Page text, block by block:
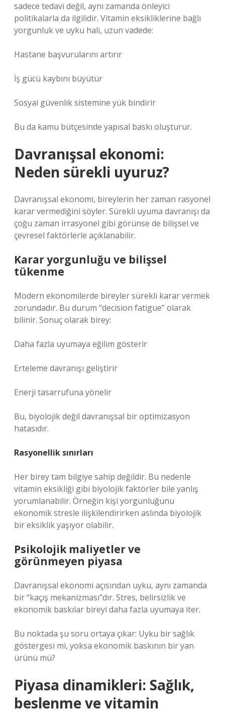
sadece tedavi değil, aynı zamanda önleyici
politikalarla da ilgilidir. Vitamin eksikliklerine bağlı
yorgunluk ve uyku hali, uzun vadede:
Hastane başvurularını artırır
İş gücü kaybını büyütür
Sosyal güvenlik sistemine yük bindirir
Bu da kamu bütçesinde yapısal baskı oluşturur.
Davranışsal ekonomi:
Neden sürekli uyuruz?
Davranışsal ekonomi, bireylerin her zaman rasyonel
karar vermediğini söyler. Sürekli uyuma davranışı da
çoğu zaman irrasyonel gibi görünse de bilişsel ve
çevresel faktörlerle açıklanabilir.
Karar yorgunluğu ve bilişsel
tükenme
Modern ekonomilerde bireyler sürekli karar vermek
zorundadır. Bu durum “decision fatigue” olarak
bilinir. Sonuç olarak birey:
Daha fazla uyumaya eğilim gösterir
Erteleme davranışı geliştirir
Enerji tasarrufuna yönelir
Bu, biyolojik değil davranışsal bir optimizasyon
hatasıdır.
Rasyonellik sınırları
Her birey tam bilgiye sahip değildir. Bu nedenle
vitamin eksikliği gibi biyolojik faktörler bile yanlış
yorumlanabilir. Örneğin kişi yorgunluğunu
ekonomik stresle ilişkilendirirken aslında biyolojik
bir eksiklik yaşıyor olabilir.
Psikolojik maliyetler ve
görünmeyen piyasa
Davranışsal ekonomi açısından uyku, aynı zamanda
bir “kaçış mekanizması”dır. Stres, belirsizlik ve
ekonomik baskılar bireyi daha fazla uyumaya iter.
Bu noktada şu soru ortaya çıkar: Uyku bir sağlık
göstergesi mi, yoksa ekonomik baskının bir yan
ürünü mü?
Piyasa dinamikleri: Sağlık,
beslenme ve vitamin